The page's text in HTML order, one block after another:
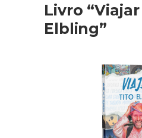
Livro
Elbling”